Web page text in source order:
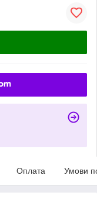
Оплата Умови